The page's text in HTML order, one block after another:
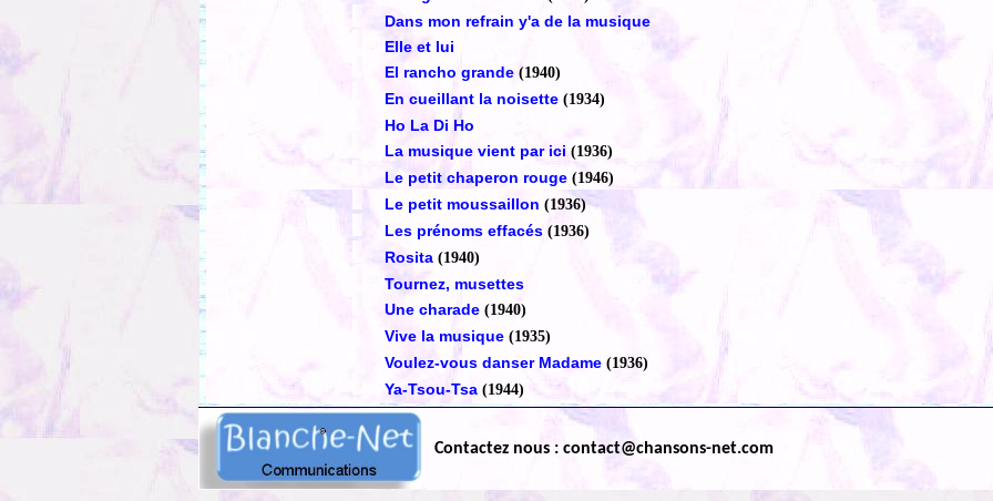
Dans mon refrain y'a de la musique
Elle et lui
El rancho grande (1940)
En cueillant la noisette (1934)
Ho La Di Ho
La musique vient par ici (1936)
Le petit chaperon rouge (1946)
Le petit moussaillon (1936)
Les prénoms effacés (1936)
Rosita (1940)
Tournez, musettes
Une charade (1940)
Vive la musique (1935)
Voulez-vous danser Madame (1936)
Ya-Tsou-Tsa (1944)
Contactez nous : contact@chansons-net.com